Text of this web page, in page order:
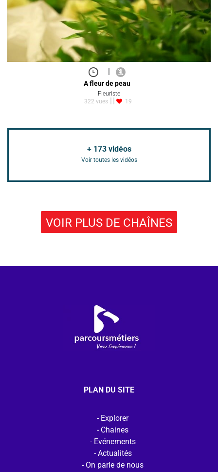
A fleur de peau
Fleuriste
322 vues
19
+ 173vidéos
Voir toutes les vidéos
VOIR PLUS DE CHAÎNES
PLAN DU SITE
Explorer
Chaines
Evénements
Actualités
On parle de nous